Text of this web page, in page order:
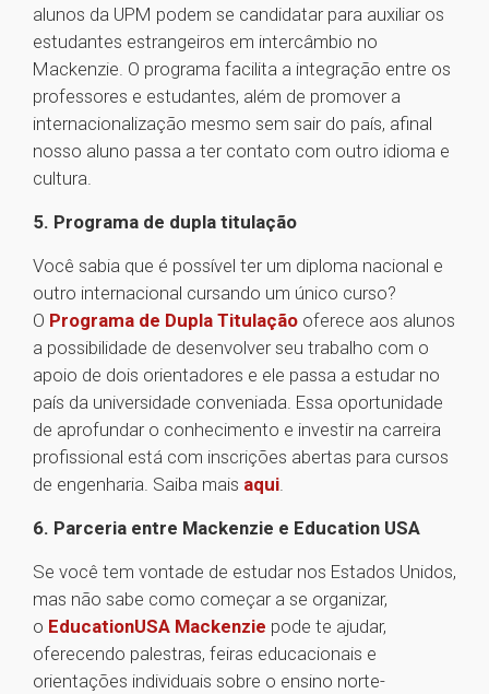
alunos da UPM podem se candidatar para auxiliar os
estudantes estrangeiros em intercâmbio no
Mackenzie. O programa facilita a integração entre os
professores e estudantes, além de promover a
internacionalização mesmo sem sair do país, afinal
nosso aluno passa a ter contato com outro idioma e
cultura.
5. Programa de dupla titulação
Você sabia que é possível ter um diploma nacional e
outro internacional cursando um único curso?
O Programa de Dupla Titulação oferece aos alunos
a possibilidade de desenvolver seu trabalho com o
apoio de dois orientadores e ele passa a estudar no
país da universidade conveniada. Essa oportunidade
de aprofundar o conhecimento e investir na carreira
profissional está com inscrições abertas para cursos
de engenharia. Saiba mais aqui.
6. Parceria entre Mackenzie e Education USA
Se você tem vontade de estudar nos Estados Unidos,
mas não sabe como começar a se organizar,
o EducationUSA Mackenzie pode te ajudar,
oferecendo palestras, feiras educacionais e
orientações individuais sobre o ensino norte-